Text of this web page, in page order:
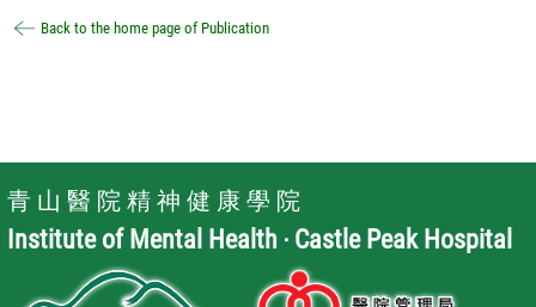
Back to the home page of Publication
青 山 醫 院 精 神 健 康 學 院
Institute of Mental Health ‧ Castle Peak Hospital